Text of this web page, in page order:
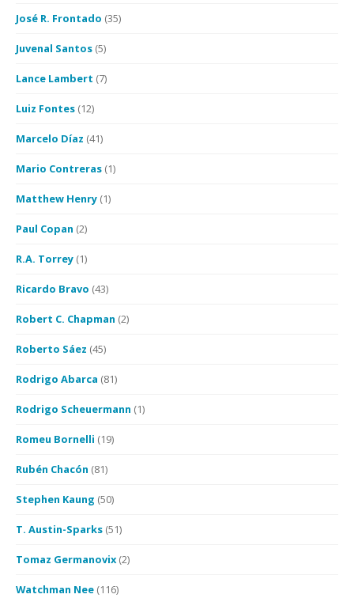
José R. Frontado (35)
Juvenal Santos (5)
Lance Lambert (7)
Luiz Fontes (12)
Marcelo Díaz (41)
Mario Contreras (1)
Matthew Henry (1)
Paul Copan (2)
R.A. Torrey (1)
Ricardo Bravo (43)
Robert C. Chapman (2)
Roberto Sáez (45)
Rodrigo Abarca (81)
Rodrigo Scheuermann (1)
Romeu Bornelli (19)
Rubén Chacón (81)
Stephen Kaung (50)
T. Austin-Sparks (51)
Tomaz Germanovix (2)
Watchman Nee (116)